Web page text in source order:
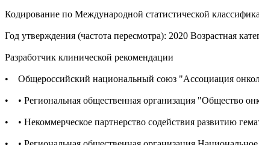
Кодирование по Международной статистической
Год утверждения (частота пересмотра): 2020 Возрастная
Разработчик клинической рекомендации
• Общероссийский национальный союз "Ассоциация
• • Региональная общественная организация "Общество
• • Некоммерческое партнерство содействия развитию